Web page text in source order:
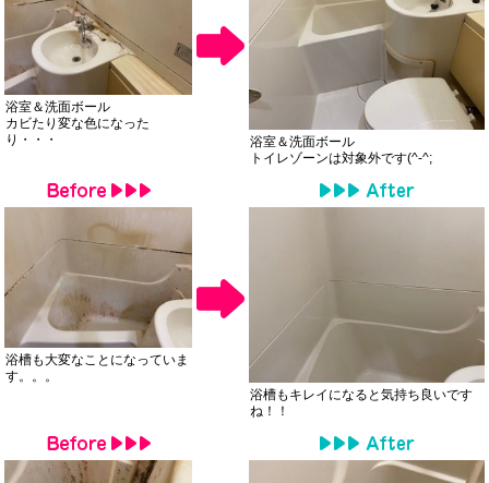
浴室＆洗面ボール
カビたり変な色になった
り・・・
浴室＆洗面ボール
トイレゾーンは対象外です(^-^;
浴槽も大変なことになっていま
す。。。
浴槽もキレイになると気持ち良いです
ね！！